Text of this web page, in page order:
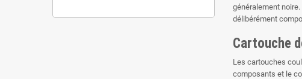
généralement
délibérément
Cartouche
Les cartouches
composants et le